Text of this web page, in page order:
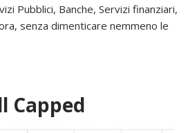
Pubblici, Banche, Servizi finanziari,
senza dimenticare nemmeno le
Capped